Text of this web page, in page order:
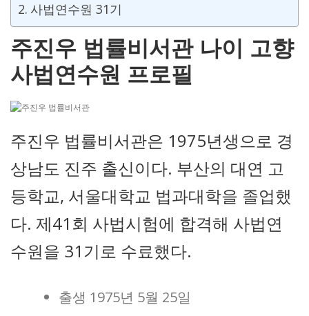
사법연수원 31기
주진우 법률비서관 나이 고향
사법연수원 프로필
주진우 법률비서관은 1975년생으로 경
상남도 진주 출신이다. 부산의 대연 고
등학교, 서울대학교 법과대학을 졸업했
다. 제41회 사법시험에 합격해 사법연
수원을 31기로 수료했다.
출생 1975년 5월 25일